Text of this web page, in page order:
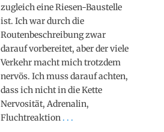
zugleich eine Riesen-Baustelle
ist. Ich war durch die
Routenbeschreibung zwar
darauf vorbereitet, aber der viele
Verkehr macht mich trotzdem
nervös. Ich muss darauf achten,
dass ich nicht in die Kette
Nervosität, Adrenalin,
Fluchtreaktion . . .